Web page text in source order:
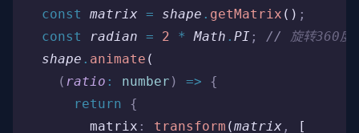
  const
matrix = shape . getMatrix () ;
  const
radian = 2 * Math . PI ; //
旋转360度
  shape
. animate (
    (
ratio : number ) => {
      return
{
        matrix
: transform (matrix , [